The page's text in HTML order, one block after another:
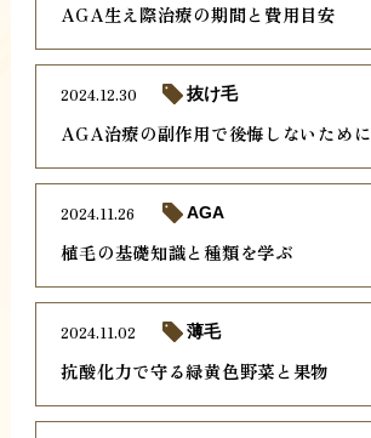
AGA生え際治療の期間と費用目安
AGA治療の副作用で後悔しないために
2024.12.30 抜け毛
植毛の基礎知識と種類を学ぶ
2024.11.26 AGA
抗酸化力で守る緑黄色野菜と果物
2024.11.02 薄毛